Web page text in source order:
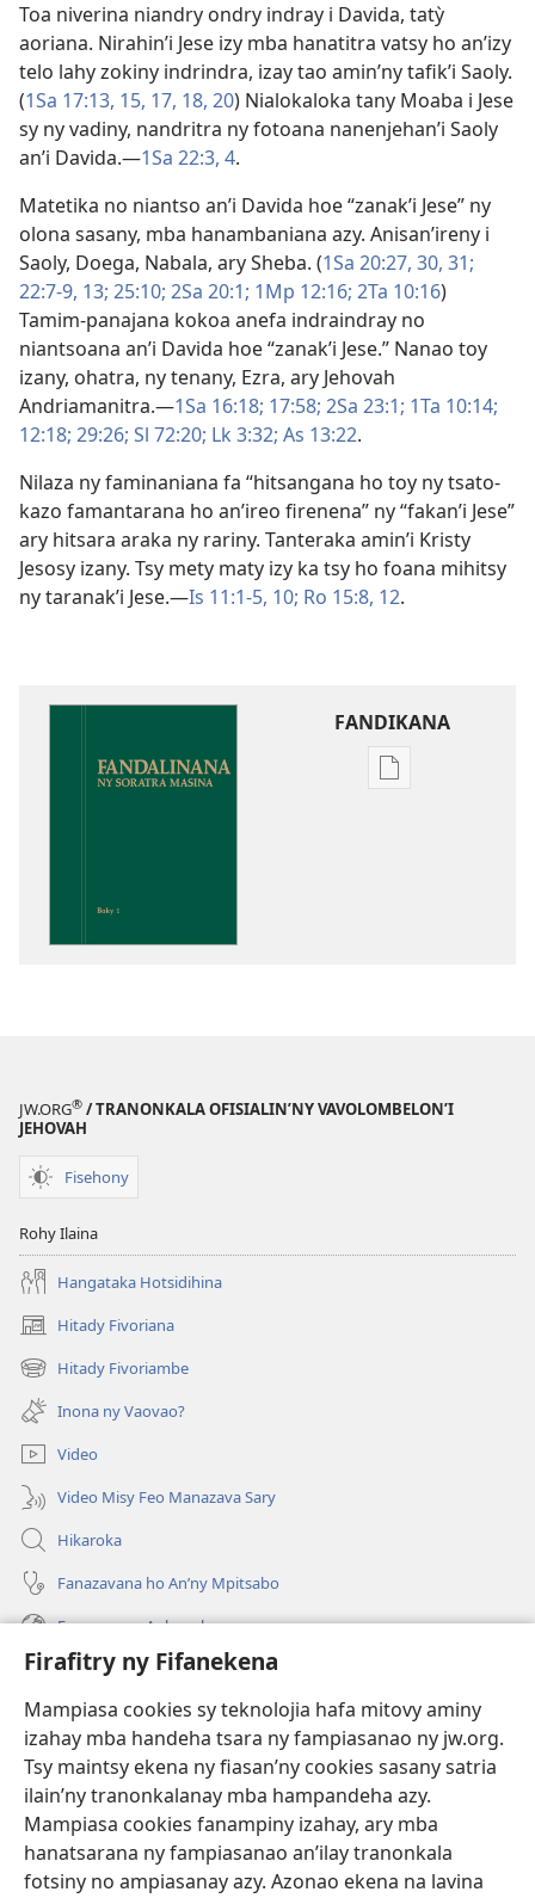
Firafitry ny Fifanekena
Mampiasa cookies sy teknolojia hafa mitovy aminy
izahay mba handeha tsara ny fampiasanao ny jw.org.
Tsy maintsy ekena ny fiasan’ny cookies sasany satria
ilain’ny tranonkalanay mba hampandeha azy.
Mampiasa cookies fanampiny izahay, ary mba
hanatsarana ny fampiasanao an’ilay tranonkala
fotsiny no ampiasanay azy. Azonao ekena na lavina
Toa niverina niandry ondry indray i Davida, tatỳ
aoriana. Nirahin’i Jese izy mba hanatitra vatsy ho an’izy
telo lahy zokiny indrindra, izay tao amin’ny tafik’i Saoly.
(1Sa 17:13, 15, 17, 18, 20) Nialokaloka tany Moaba i Jese
sy ny vadiny, nandritra ny fotoana nanenjehan’i Saoly
an’i Davida.​—1Sa 22:3, 4.
Matetika no niantso an’i Davida hoe “zanak’i Jese” ny
olona sasany, mba hanambaniana azy. Anisan’ireny i
Saoly, Doega, Nabala, ary Sheba. (1Sa 20:27, 30, 31;
22:7-9, 13; 25:10; 2Sa 20:1; 1Mp 12:16; 2Ta 10:16)
Tamim-panajana kokoa anefa indraindray no
niantsoana an’i Davida hoe “zanak’i Jese.” Nanao toy
izany, ohatra, ny tenany, Ezra, ary Jehovah
Andriamanitra.​—1Sa 16:18; 17:58; 2Sa 23:1; 1Ta 10:14;
12:18; 29:26; Sl 72:20; Lk 3:32; As 13:22.
Nilaza ny faminaniana fa “hitsangana ho toy ny tsato-
kazo famantarana ho an’ireo firenena” ny “fakan’i Jese”
ary hitsara araka ny rariny. Tanteraka amin’i Kristy
Jesosy izany. Tsy mety maty izy ka tsy ho foana mihitsy
ny taranak’i Jese.​—Is 11:1-5, 10; Ro 15:8, 12.
FANDIKANA
Fandikana
JW.ORG® / TRANONKALA OFISIALIN’NY VAVOLOMBELON’I
JEHOVAH
Fisehony
Rohy Ilaina
Hangataka Hotsidihina
Hitady Fivoriana
(manokatra
rohy) Hitady Fivoriambe
(manokatra
rohy) Inona ny Vaovao?
Video
Video Misy Feo Manazava Sary
Hikaroka
Fanazavana ho An’ny Mpitsabo
Fanazavana Ankapobeny
Fanampiana
Fanomezana
(manokatra
rohy)
FITEHIRIZAM-BOKIN’NY Vavolombelon’i Jehovah
(manokatra
rohy)
JW Hub
(manokatra
rohy)